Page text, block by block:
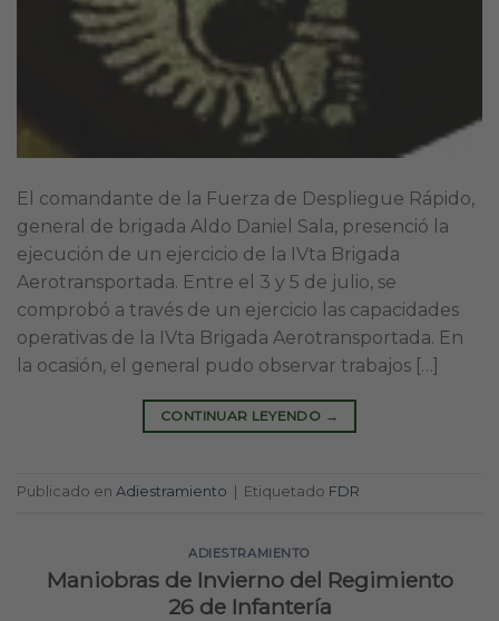
El comandante de la Fuerza de Despliegue Rápido,
general de brigada Aldo Daniel Sala, presenció la
ejecución de un ejercicio de la IVta Brigada
Aerotransportada. Entre el 3 y 5 de julio, se
comprobó a través de un ejercicio las capacidades
operativas de la IVta Brigada Aerotransportada. En
la ocasión, el general pudo observar trabajos […]
CONTINUAR LEYENDO →
Publicado en Adiestramiento Etiquetado FDR
ADIESTRAMIENTO
Maniobras de Invierno del Regimiento
26 de Infantería